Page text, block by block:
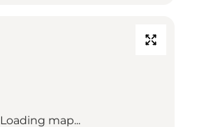
Loading map...